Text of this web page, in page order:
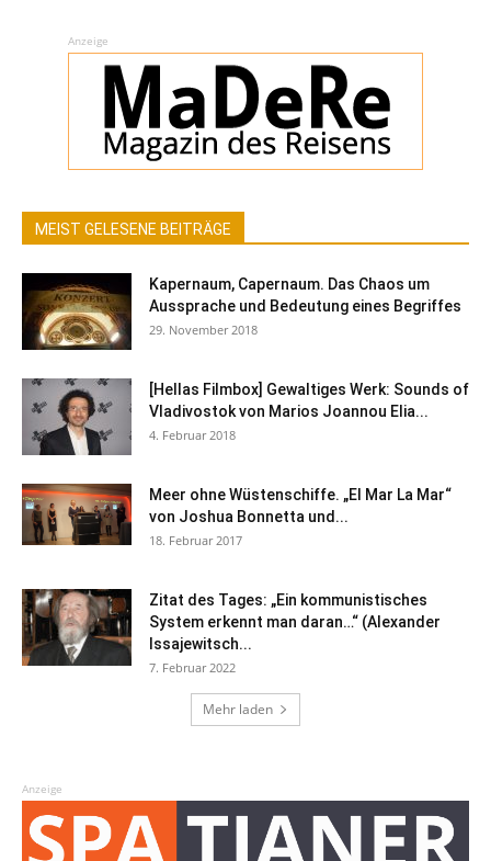
Anzeige
MEIST GELESENE BEITRÄGE
Kapernaum, Capernaum. Das Chaos um
Aussprache und Bedeutung eines Begriffes
29. November 2018
[Hellas Filmbox] Gewaltiges Werk: Sounds of
Vladivostok von Marios Joannou Elia...
4. Februar 2018
Meer ohne Wüstenschiffe. „El Mar La Mar“
von Joshua Bonnetta und...
18. Februar 2017
Zitat des Tages: „Ein kommunistisches
System erkennt man daran…“ (Alexander
Issajewitsch...
7. Februar 2022
Mehr laden
Anzeige